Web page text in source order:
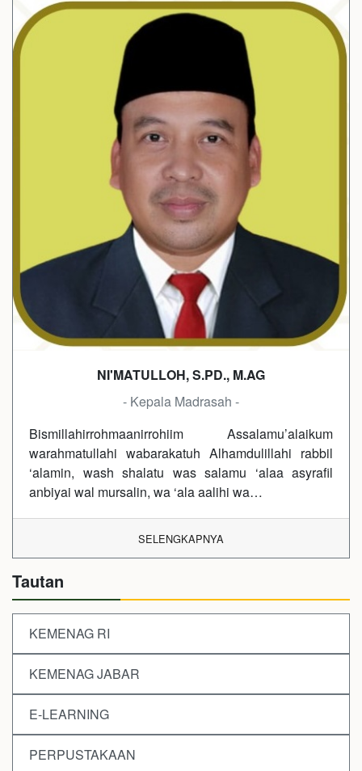
NI'MATULLOH, S.PD., M.AG
- Kepala Madrasah -
Bismillahirrohmaanirrohiim Assalamu’alaikum
warahmatullahi wabarakatuh Alhamdulillahi rabbil
‘alamin, wash shalatu was salamu ‘alaa asyrafil
anbiyai wal mursalin, wa ‘ala aalihi wa…
SELENGKAPNYA
Tautan
KEMENAG RI
KEMENAG JABAR
E-LEARNING
PERPUSTAKAAN